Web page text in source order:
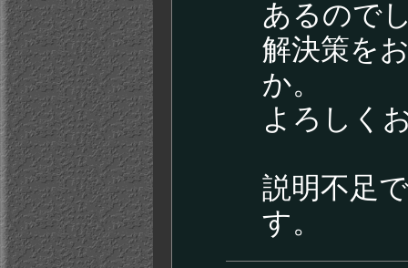
あるので
解決策を
か。
よろしく
説明不足
す。